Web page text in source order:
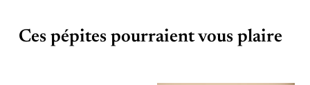
Ces pépites pourraient vous plaire